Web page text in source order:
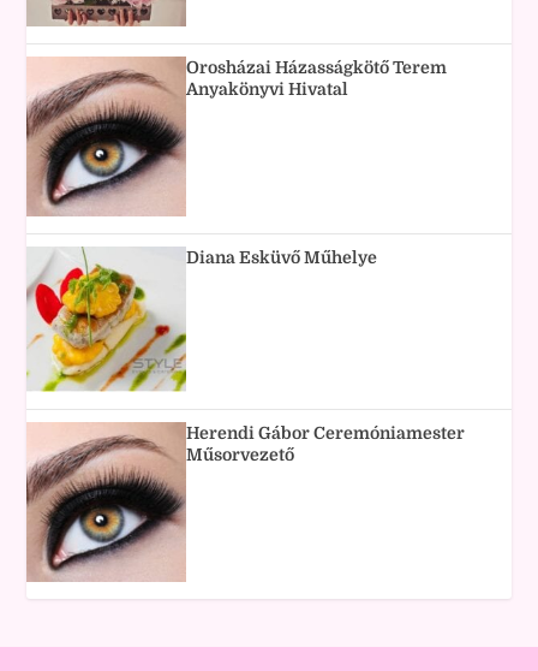
Orosházai Házasságkötő Terem
Anyakönyvi Hivatal
Diana Esküvő Műhelye
Herendi Gábor Ceremóniamester
Műsorvezető